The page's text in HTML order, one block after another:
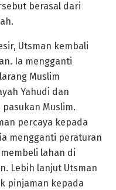
berasal dari
Utsman kembali
Ia mengganti
Muslim
Yahudi dan
Muslim.
percaya kepada
mengganti peraturan
lahan di
Lebih lanjut Utsman
pinjaman kepada